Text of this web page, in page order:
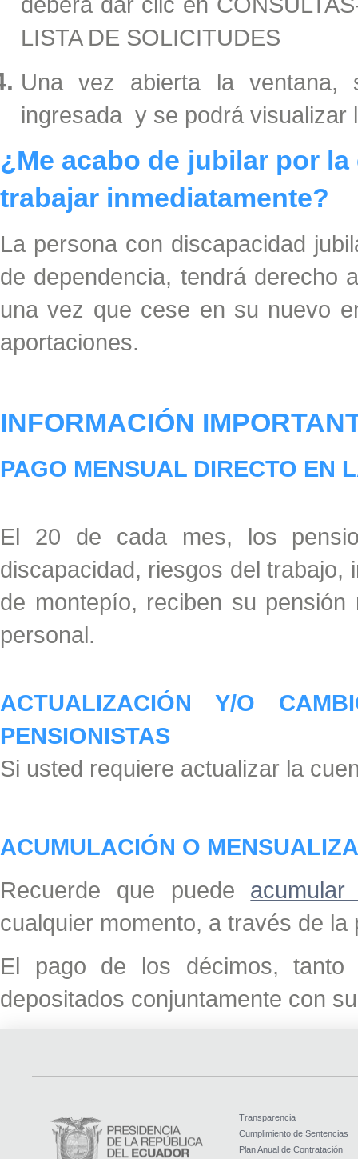
LISTA DE SOLICITUDES
Una vez abierta la ventana,
ingresada y se podrá visualizar
¿Me acabo de jubilar por
trabajar inmediatamente?
La persona con discapacidad
de dependencia, tendrá derecho
una vez que cese en su nuevo
aportaciones.
INFORMACIÓN
PAGO MENSUAL DIRECTO EN
El 20 de cada mes, los
discapacidad, riesgos del trabajo,
de montepío, reciben su
personal.
ACTUALIZACIÓN Y/O
PENSIONISTAS
Si usted requiere actualizar la
ACUMULACIÓN O
Recuerde que puede
cualquier momento, a través de la
El pago de los décimos,
depositados conjuntamente con
Transparencia
Cumplimiento de Sentencias
Plan Anual de Contratación